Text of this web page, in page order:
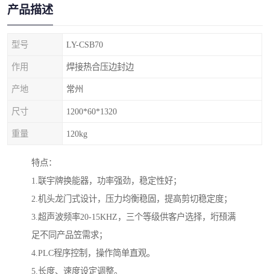
产品描述
型号 LY-CSB70
作用 焊接热合压边封边
产地 常州
尺寸 1200*60*1320
重量 120kg
特点：
1.联宇牌换能器，功率强劲，稳定性好；
2.机头龙门式设计，压力均衡稳固，提高剪切稳定度；
3.超声波频率20-15KHZ，三个等级供客户选择，垳䪹满
足不同产品笠需求；
4.PLC程序控制，操作简单直观。
5.长度、速度设定调整。